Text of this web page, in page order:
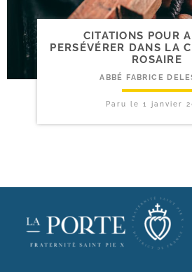
CITATIONS POUR
PERSÉVÉRER DANS LA
ROSAIRE
ABBÉ FABRICE
Paru le 1 janvier